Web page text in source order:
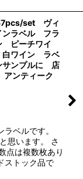
set ヴィ
ラベル フラ
ピーチワイ
ワイン ラベ
ンプルに 店
ンティーク
ベルです。
思います。 さ
点は複数枚あり
ストック品で